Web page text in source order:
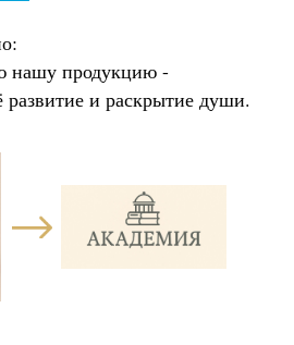
нашу продукцию -
развитие и раскрытие души.